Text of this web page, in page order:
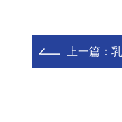
上一篇：